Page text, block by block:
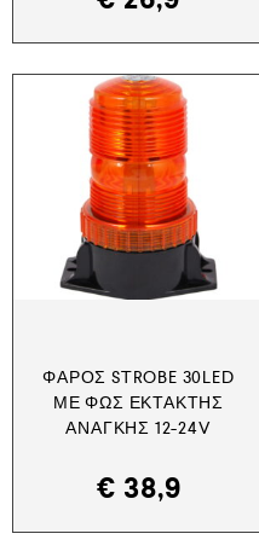
ΦΆΡΟΣ STROBE 30LED
ΜΕ ΦΩΣ ΈΚΤΑΚΤΗΣ
ΑΝΆΓΚΗΣ 12-24V
€ 38,9